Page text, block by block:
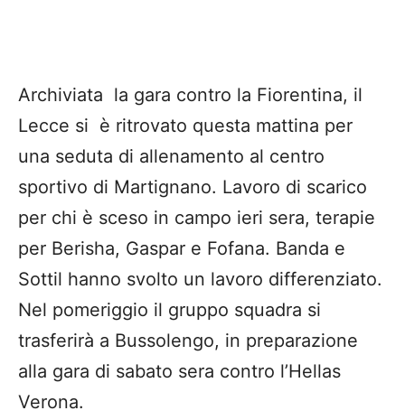
Archiviata la gara contro la Fiorentina, il
Lecce si è ritrovato questa mattina per
una seduta di allenamento al centro
sportivo di Martignano. Lavoro di scarico
per chi è sceso in campo ieri sera, terapie
per Berisha, Gaspar e Fofana. Banda e
Sottil hanno svolto un lavoro differenziato.
Nel pomeriggio il gruppo squadra si
trasferirà a Bussolengo, in preparazione
alla gara di sabato sera contro l’Hellas
Verona.